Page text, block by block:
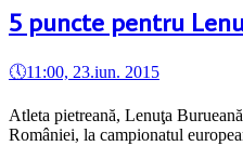
5 puncte pentru
🕔11:00, 23.iun. 2015
Atleta pietreană, Lenuţa
României, la campionatul